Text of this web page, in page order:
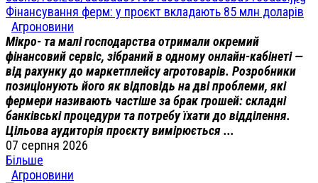
Фінансування ферм: у проєкт вкладають 85 млн доларів
Агроновини
Мікро- та малі господарства отримали окремий
фінансовий сервіс, зібраний в одному онлайн-кабінеті —
від рахунку до маркетплейсу агротоварів. Розробники
позиціонують його як відповідь на дві проблеми, які
фермери називають частіше за брак грошей: складні
банківські процедури та потребу їхати до відділення.
Цільова аудиторія проєкту вимірюється ...
07 серпня 2026
Більше
Агроновини